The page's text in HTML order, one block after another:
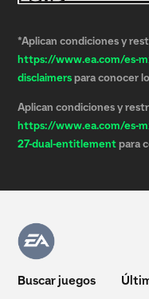
*Aplican condiciones y
https://www.ea.com/es-
disclaimers para conocer
Aplican condiciones y
https://www.ea.com/es-
27-dual-entitlement para